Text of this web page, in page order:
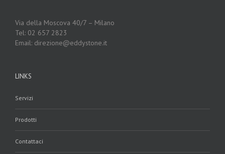
Via della Moscova 40/7 – Milano
Tel: 02 657 2823
Email: direzione@eddystone.it
LINKS
Servizi
Prodotti
Contattaci